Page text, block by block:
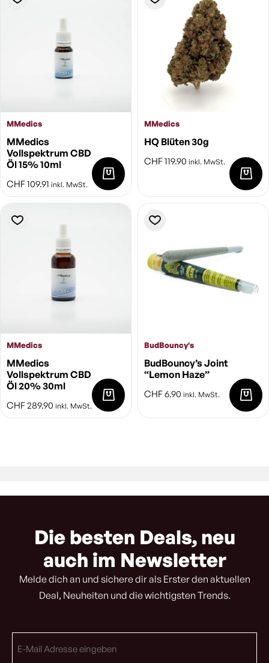
MMedics
MMedics
Vollspektrum CBD
Öl 15% 10ml
CHF109.91 inkl. MwSt.
MMedics
HQ Blüten 30g
CHF119.90 inkl. MwSt.
MMedics
MMedics
Vollspektrum CBD
Öl 20% 30ml
CHF289.90 inkl. MwSt.
BudBouncy's
BudBouncy’s Joint
“Lemon Haze”
CHF6.90 inkl. MwSt.
Die besten Deals, neu
auch im Newsletter
Melde dich an und sichere dir als Erster den aktuellen
Deal, Neuheiten und die wichtigsten Trends.
Mail